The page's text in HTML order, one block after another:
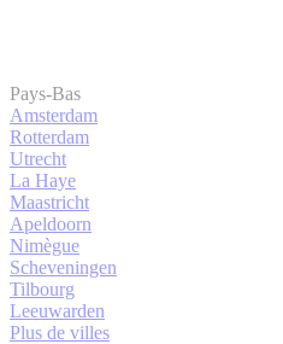
Pays-Bas
Amsterdam
Rotterdam
Utrecht
La Haye
Maastricht
Apeldoorn
Nimègue
Scheveningen
Tilbourg
Leeuwarden
Plus de villes